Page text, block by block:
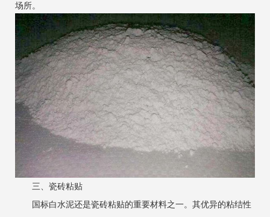
场所。
‌三、瓷砖粘贴‌
国标白水泥还是瓷砖粘贴的重要材料之一。其优异的粘结性